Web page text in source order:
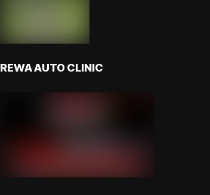
REWA AUTO CLINIC